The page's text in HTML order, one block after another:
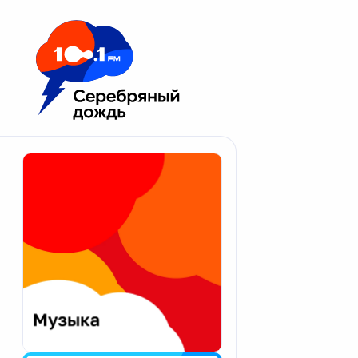
Москва 100.1 FM
Апатиты
Екатеринбург
Калининград
Калуга